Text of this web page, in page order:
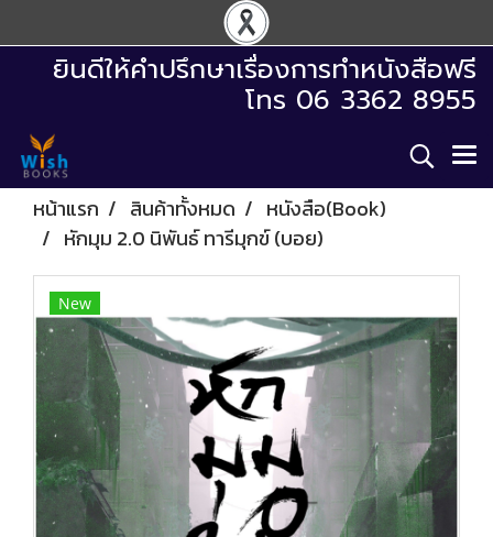
ยินดีให้คำปรึกษาเรื่องการทำหนังสือฟรี
โทร 06 3362 8955
หน้าแรก สินค้าทั้งหมด
หนังสือ(Book)
หักมุม 2.0 นิพันธ์ ทารีมุกข์ (บอย)
New